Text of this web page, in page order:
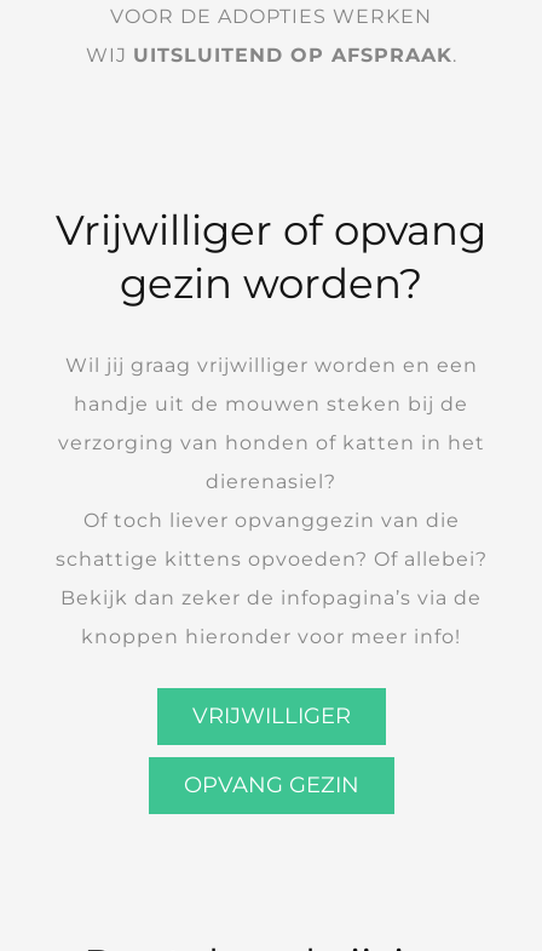
VOOR DE ADOPTIES WERKEN
WIJ UITSLUITEND OP AFSPRAAK.
Vrijwilliger of opvang
gezin worden?
Wil jij graag vrijwilliger worden en een
handje uit de mouwen steken bij de
verzorging van honden of katten in het
dierenasiel?
Of toch liever opvanggezin van die
schattige kittens opvoeden? Of allebei?
Bekijk dan zeker de infopagina’s via de
knoppen hieronder voor meer info!
VRIJWILLIGER
OPVANG GEZIN